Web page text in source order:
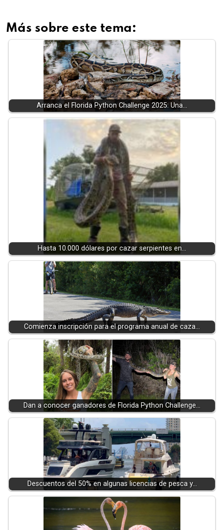
Más sobre este tema:
Arranca el Florida Python Challenge 2025: Una…
Hasta 10.000 dólares por cazar serpientes en…
Comienza inscripción para el programa anual de caza…
Dan a conocer ganadores de Florida Python Challenge…
Descuentos del 50% en algunas licencias de pesca y…